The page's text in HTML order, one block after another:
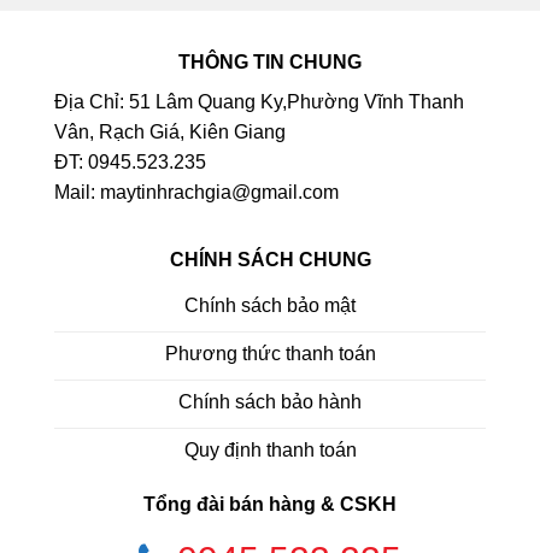
THÔNG TIN CHUNG
Địa Chỉ: 51 Lâm Quang Ky,Phường Vĩnh Thanh
Vân, Rạch Giá, Kiên Giang
ĐT: 0945.523.235
Mail: maytinhrachgia@gmail.com
CHÍNH SÁCH CHUNG
Chính sách bảo mật
Phương thức thanh toán
Chính sách bảo hành
Quy định thanh toán
Tổng đài bán hàng & CSKH